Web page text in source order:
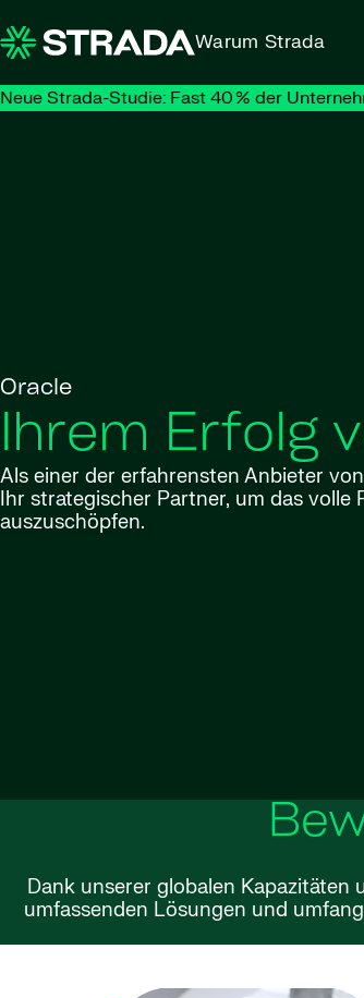
Warum Strada
Neue Strada-Studie: Fast 40 % der
Oracle
Ihrem Erfolg
Als einer der erfahrensten Anbieter
Ihr strategischer Partner, um das volle
auszuschöpfen.
Dank unserer globalen
umfassenden Lösungen und